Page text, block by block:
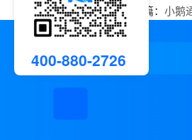
下一篇： 小鹅
400-880-2726